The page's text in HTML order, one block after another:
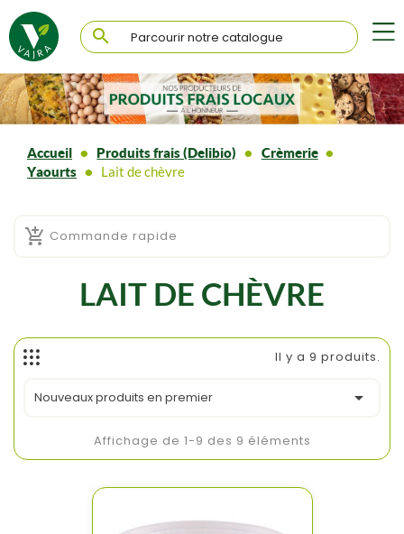

Accueil Produits frais (Delibio)
Crèmerie
Yaourts
Lait de chèvre
LAIT DE CHÈVRE
Il y a 9 produits.
Nouveaux produits en premier 
Affichage de 1-9 des 9 éléments
 Commande rapide